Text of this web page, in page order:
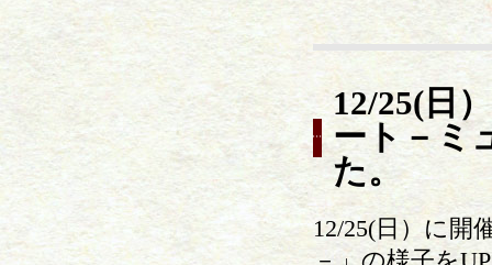
12/25(日
ート－ミ
た。
12/25(日）に開